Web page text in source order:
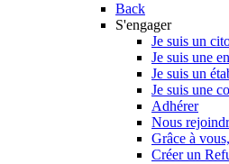
Back
S'engager
Je suis un
Je suis une
Je suis un
Je suis une
Adhérer
Nous
Grâce à
Créer un